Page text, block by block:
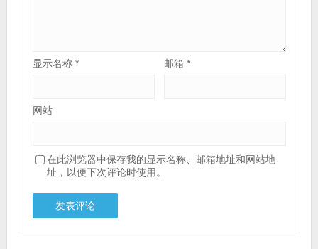
显示名称 * 邮箱*
网站
在此浏览器中保存我的显示名称、邮箱地址和网站地
址，以便下次评论时使用。